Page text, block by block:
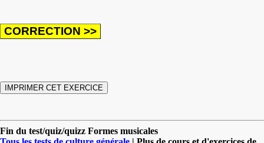
Fin du test/quiz/quizz Formes musicales